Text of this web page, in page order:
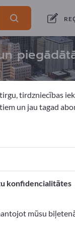
tirdzniecības
un jau tagad
konfidencialitātes
mūsu